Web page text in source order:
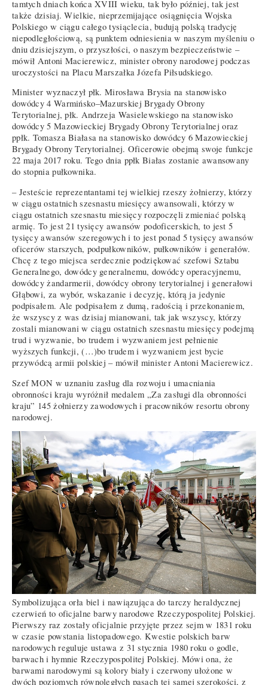
tamtych dniach końca XVIII wieku, tak było później, tak jest
także dzisiaj. Wielkie, nieprzemijające osiągnięcia Wojska
Polskiego w ciągu całego tysiąclecia, budują polską tradycję
niepodległościową, są punktem odniesienia w naszym myśleniu o
dniu dzisiejszym, o przyszłości, o naszym bezpieczeństwie –
mówił Antoni Macierewicz, minister obrony narodowejpodczas
uroczystości na Placu Marszałka Józefa Piłsudskiego.
Minister wyznaczył płk. Mirosława Brysia na stanowisko
dowódcy 4 Warmińsko–Mazurskiej Brygady Obrony
Terytorialnej, płk. Andrzeja Wasielewskiego na stanowisko
dowódcy 5 Mazowieckiej Brygady Obrony Terytorialnej oraz
ppłk. Tomasza Białasa na stanowisko dowódcy 6 Mazowieckiej
Brygady Obrony Terytorialnej. Oficerowie obejmą swoje funkcje
22 maja 2017 roku. Tego dnia ppłk Białas zostanie awansowany
do stopnia pułkownika.
– Jesteście reprezentantami tej wielkiej rzeszy żołnierzy, którzy
w ciągu ostatnich szesnastu miesięcy awansowali, którzy w
ciągu ostatnich szesnastu miesięcy rozpoczęli zmieniać polską
armię. To jest 21 tysięcy awansów podoficerskich, to jest 5
tysięcy awansów szeregowych i to jest ponad 5 tysięcy awansów
oficerów starszych, podpułkowników, pułkowników i generałów.
Chcę z tego miejsca serdecznie podziękować szefowi Sztabu
Generalnego, dowódcy generalnemu, dowódcy operacyjnemu,
dowódcy żandarmerii, dowódcy obrony terytorialnej i generałowi
Głąbowi, za wybór, wskazanie i decyzję, którą ja jedynie
podpisałem. Ale podpisałem z dumą, radością i przekonaniem,
że wszyscy z was dzisiaj mianowani, tak jak wszyscy, którzy
zostali mianowani w ciągu ostatnich szesnastu miesięcy podejmą
trud i wyzwanie, bo trudem i wyzwaniem jest pełnienie
wyższych funkcji, (…)bo trudem i wyzwaniem jest bycie
przywódcą armii polskiej – mówił minister Antoni Macierewicz.
Szef MON w uznaniu zasług dla rozwoju i umacniania
obronności kraju wyróżnił medalem „Za zasługi dla obronności
kraju” 145 żołnierzy zawodowych i pracowników resortu obrony
narodowej.
Symbolizująca orła biel i nawiązująca do tarczy heraldycznej
czerwień to oficjalne barwy narodowe Rzeczypospolitej Polskiej.
Pierwszy raz zostały oficjalnie przyjęte przez sejm w 1831 roku
w czasie powstania listopadowego. Kwestie polskich barw
narodowych reguluje ustawa z 31 stycznia 1980 roku o godle,
barwach i hymnie Rzeczypospolitej Polskiej. Mówi ona, że
barwami narodowymi są kolory biały i czerwony ułożone w
dwóch poziomych równoległych pasach tej samej szerokości, z